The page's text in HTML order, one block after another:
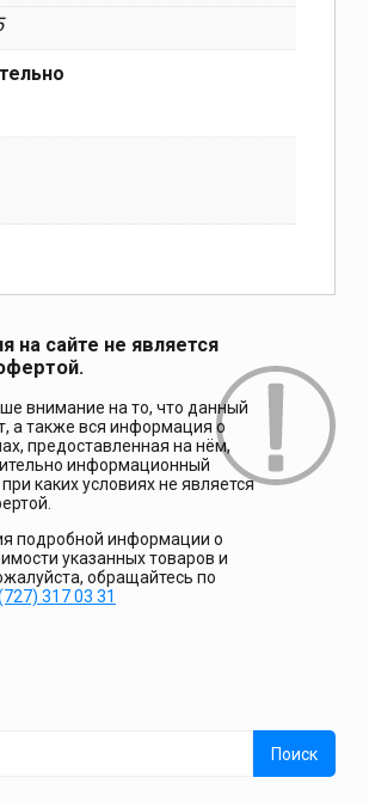
на сайте не является
внимание на то, что данный
а также вся информация о
предоставленная на нём,
информационный
каких условиях не является
подробной информации о
указанных товаров и
обращайтесь по
317 03 31